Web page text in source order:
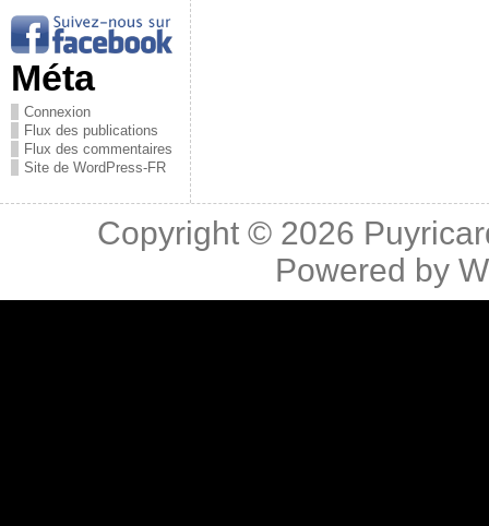
Méta
Connexion
Flux des publications
Flux des commentaires
Site de WordPress-FR
Copyright © 2026
Powered by